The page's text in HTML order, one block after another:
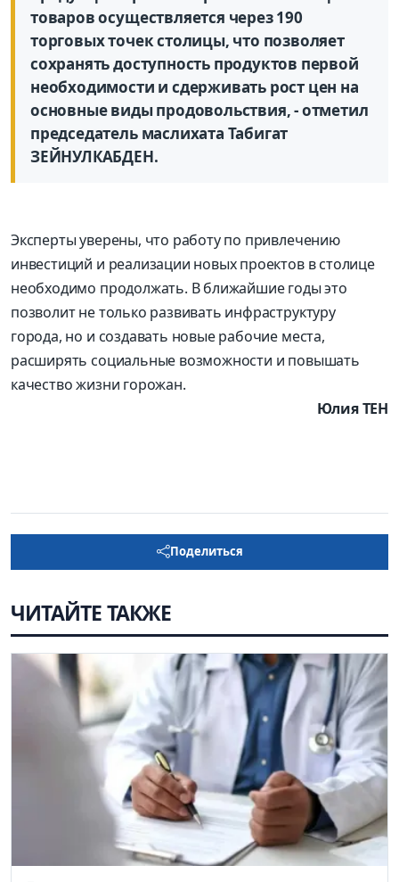
товаров осуществляется через 190
торговых точек столицы, что позволяет
сохранять доступность продуктов первой
необходимости и сдерживать рост цен на
основные виды продовольствия, - отметил
председатель маслихата Табигат
ЗЕЙНУЛКАБДЕН.
Эксперты уверены, что работу по привлечению
инвестиций и реализации новых проектов в столице
необходимо продолжать. В ближайшие годы это
позволит не только развивать инфраструктуру
города, но и создавать новые рабочие места,
расширять социальные возможности и повышать
качество жизни горожан.
Юлия ТЕН
Поделиться
ЧИТАЙТЕ ТАКЖЕ